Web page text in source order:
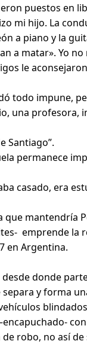
puestos en
mi hijo. La
a piano y la
a matar». Yo
le
todo impune,
una
Santiago”.
permanece
casado, era
mantendría
emprende
en Argentina.
donde
y forma
robo, no así